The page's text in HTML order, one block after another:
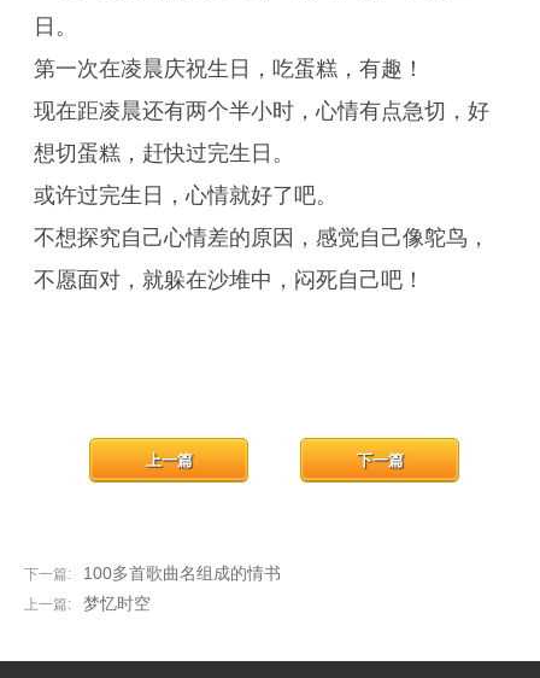
日。
第一次在凌晨庆祝生日，吃蛋糕，有趣！
现在距凌晨还有两个半小时，心情有点急切，好
想切蛋糕，赶快过完生日。
或许过完生日，心情就好了吧。
不想探究自己心情差的原因，感觉自己像鸵鸟，
不愿面对，就躲在沙堆中，闷死自己吧！
下一篇: 100多首歌曲名组成的情书
下一篇
上一篇: 梦忆时空
上一篇